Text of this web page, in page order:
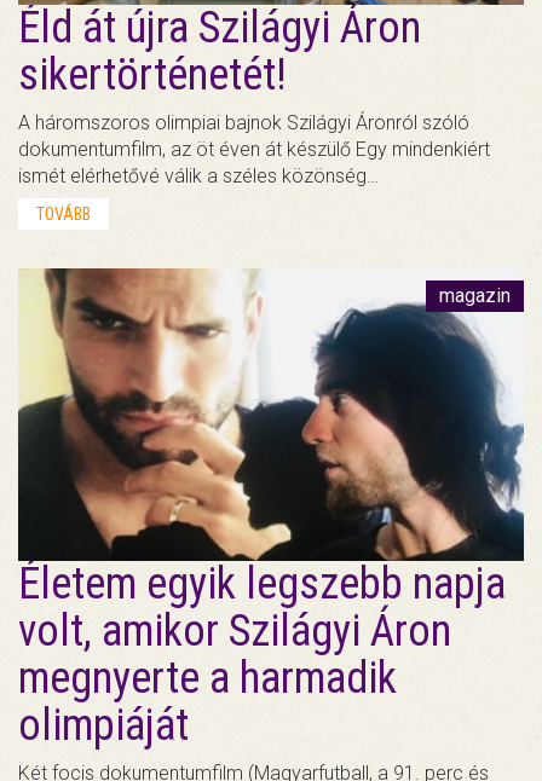
Éld át újra Szilágyi Áron
sikertörténetét!
A háromszoros olimpiai bajnok Szilágyi Áronról szóló
dokumentumfilm, az öt éven át készülő Egy mindenkiért
ismét elérhetővé válik a széles közönség…
TOVÁBB
magazin
Életem egyik legszebb napja
volt, amikor Szilágyi Áron
megnyerte a harmadik
olimpiáját
Két focis dokumentumfilm (Magyarfutball, a 91. perc és